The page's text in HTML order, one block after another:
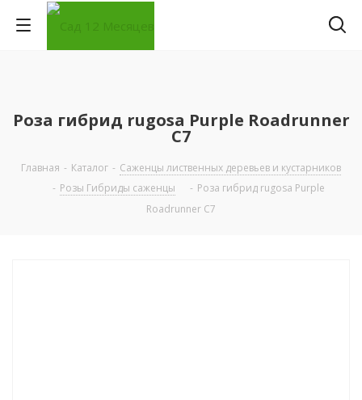
Роза гибрид rugosa Purple Roadrunner
С7
Главная - Каталог - Саженцы лиственных деревьев и кустарников
- Розы Гибриды саженцы - Роза гибрид rugosa Purple
Roadrunner С7